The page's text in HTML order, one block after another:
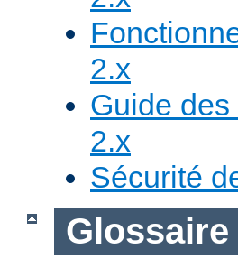
2.x
Guide
2.x
Sécurité
Glossaire